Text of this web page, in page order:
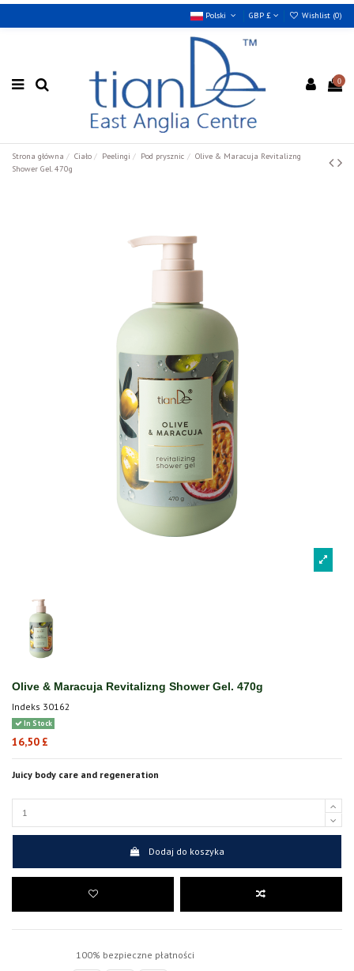
Polski GBP £ Wishlist (0)
0
Strona główna Ciało Peelingi Pod prysznic
Olive & Maracuja Revitalizng
Shower Gel. 470g
Olive & Maracuja Revitalizng Shower Gel. 470g
Indeks 30162
In Stock
16,50 £
Juicy body care and regeneration
Dodaj do koszyka
100% bezpieczne płatności